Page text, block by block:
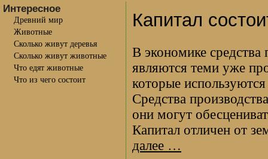
Интересное
Древний мир
Животные
Сколько живут деревья
Сколько живут животные
Что едят животные
Что из чего состоит
Капитал
В экономике средства
являются теми уже
которые
Средства
они могут
Капитал отличен от
далее …